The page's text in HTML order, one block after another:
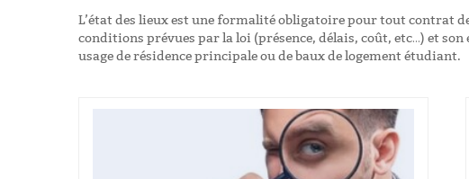
L’état des lieux est une formalité obligatoire pour tout contrat
conditions prévues par la loi (présence, délais, coût, etc…) et
usage de résidence principale ou de baux de logement étudiant.